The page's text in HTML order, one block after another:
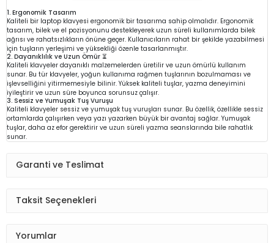
1. Ergonomik Tasarım
Kaliteli bir laptop klavyesi ergonomik bir tasarıma sahip olmalıdır. Ergonomik
tasarım, bilek ve el pozisyonunu destekleyerek uzun süreli kullanımlarda bilek
ağrısı ve rahatsızlıkların önüne geçer. Kullanıcıların rahat bir şekilde yazabilmesi
için tuşların yerleşimi ve yüksekliği özenle tasarlanmıştır.
2. Dayanıklılık ve Uzun Ömür ⏳
Kaliteli klavyeler dayanıklı malzemelerden üretilir ve uzun ömürlü kullanım
sunar. Bu tür klavyeler, yoğun kullanıma rağmen tuşlarının bozulmaması ve
işlevselliğini yitirmemesiyle bilinir. Yüksek kaliteli tuşlar, yazma deneyimini
iyileştirir ve uzun süre boyunca sorunsuz çalışır.
3. Sessiz ve Yumuşak Tuş Vuruşu
Kaliteli klavyeler sessiz ve yumuşak tuş vuruşları sunar. Bu özellik, özellikle sessiz
ortamlarda çalışırken veya yazı yazarken büyük bir avantaj sağlar. Yumuşak
tuşlar, daha az efor gerektirir ve uzun süreli yazma seanslarında bile rahatlık
sunar.
Garanti ve Teslimat
Taksit Seçenekleri
Yorumlar